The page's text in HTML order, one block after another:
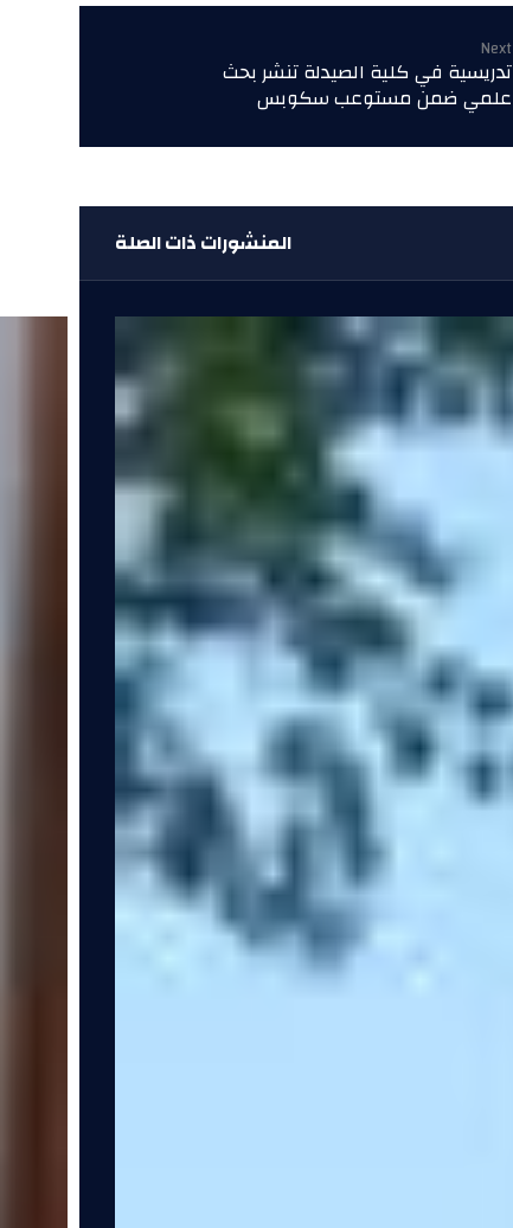
Next
تدريسية في كلية الصيدلة تنشر بحث
علمي ضمن مستوعب سكوبس
المنشورات ذات الصلة